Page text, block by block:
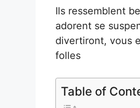
Ils ressemblent
adorent se
divertiront, vous
folles
Table of